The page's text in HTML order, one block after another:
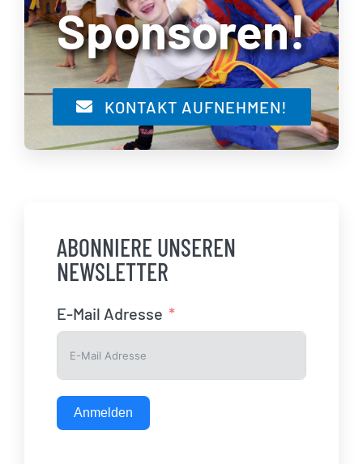
Sponsoren!
KONTAKT AUFNEHMEN!
ABONNIERE UNSEREN
NEWSLETTER
E-Mail Adresse
Anmelden